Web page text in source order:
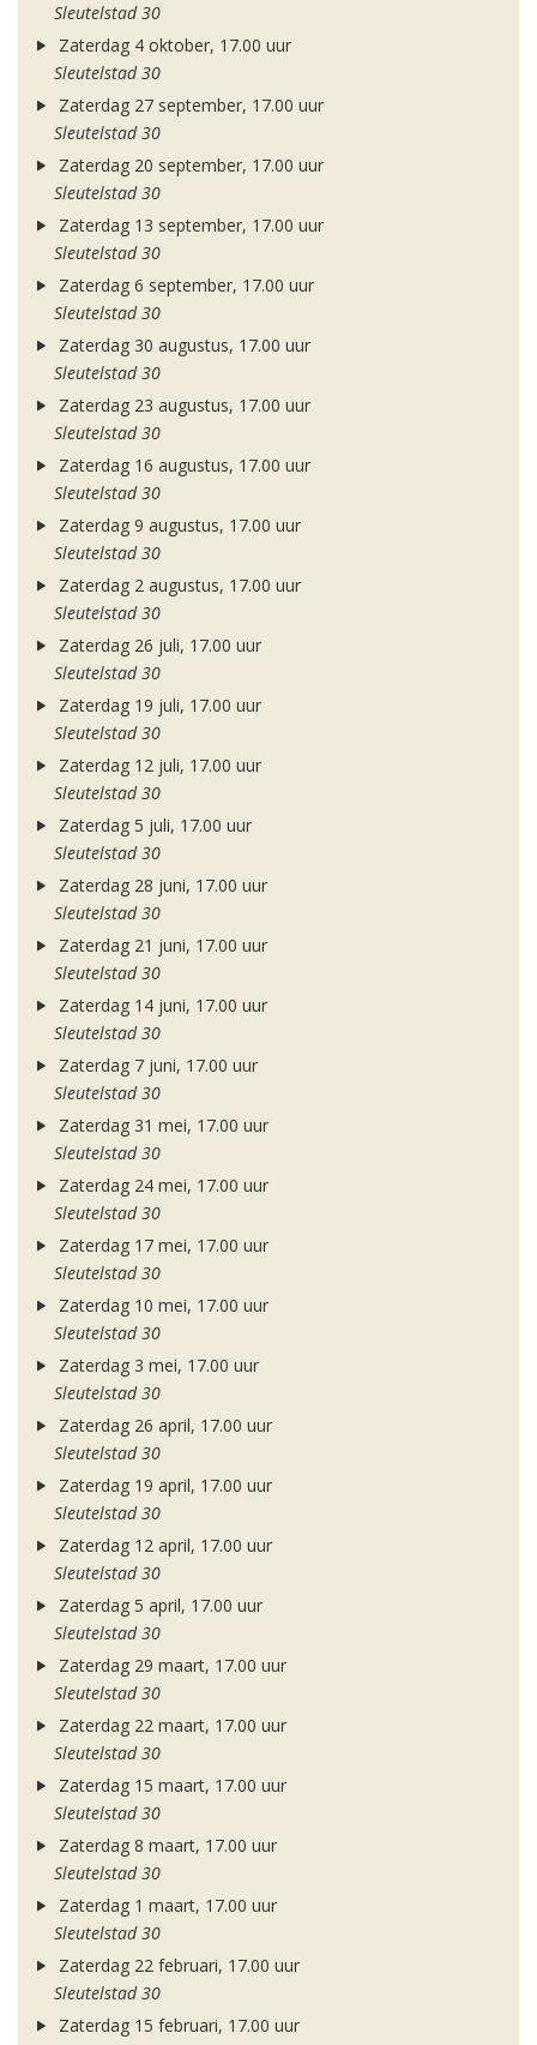
Sleutelstad 30
Zaterdag 4 oktober, 17.00 uur
Sleutelstad 30
Zaterdag 27 september, 17.00 uur
Sleutelstad 30
Zaterdag 20 september, 17.00 uur
Sleutelstad 30
Zaterdag 13 september, 17.00 uur
Sleutelstad 30
Zaterdag 6 september, 17.00 uur
Sleutelstad 30
Zaterdag 30 augustus, 17.00 uur
Sleutelstad 30
Zaterdag 23 augustus, 17.00 uur
Sleutelstad 30
Zaterdag 16 augustus, 17.00 uur
Sleutelstad 30
Zaterdag 9 augustus, 17.00 uur
Sleutelstad 30
Zaterdag 2 augustus, 17.00 uur
Sleutelstad 30
Zaterdag 26 juli, 17.00 uur
Sleutelstad 30
Zaterdag 19 juli, 17.00 uur
Sleutelstad 30
Zaterdag 12 juli, 17.00 uur
Sleutelstad 30
Zaterdag 5 juli, 17.00 uur
Sleutelstad 30
Zaterdag 28 juni, 17.00 uur
Sleutelstad 30
Zaterdag 21 juni, 17.00 uur
Sleutelstad 30
Zaterdag 14 juni, 17.00 uur
Sleutelstad 30
Zaterdag 7 juni, 17.00 uur
Sleutelstad 30
Zaterdag 31 mei, 17.00 uur
Sleutelstad 30
Zaterdag 24 mei, 17.00 uur
Sleutelstad 30
Zaterdag 17 mei, 17.00 uur
Sleutelstad 30
Zaterdag 10 mei, 17.00 uur
Sleutelstad 30
Zaterdag 3 mei, 17.00 uur
Sleutelstad 30
Zaterdag 26 april, 17.00 uur
Sleutelstad 30
Zaterdag 19 april, 17.00 uur
Sleutelstad 30
Zaterdag 12 april, 17.00 uur
Sleutelstad 30
Zaterdag 5 april, 17.00 uur
Sleutelstad 30
Zaterdag 29 maart, 17.00 uur
Sleutelstad 30
Zaterdag 22 maart, 17.00 uur
Sleutelstad 30
Zaterdag 15 maart, 17.00 uur
Sleutelstad 30
Zaterdag 8 maart, 17.00 uur
Sleutelstad 30
Zaterdag 1 maart, 17.00 uur
Sleutelstad 30
Zaterdag 22 februari, 17.00 uur
Sleutelstad 30
Zaterdag 15 februari, 17.00 uur